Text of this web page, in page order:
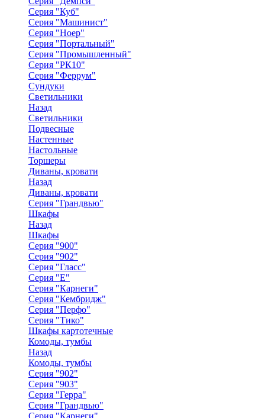
Серия "Куб"
Серия "Машинист"
Серия "Ноер"
Серия "Портальный"
Серия "Промышленный"
Серия "РК10"
Серия "Феррум"
Сундуки
Светильники
Назад
Светильники
Подвесные
Настенные
Настольные
Торшеры
Диваны, кровати
Назад
Диваны, кровати
Серия "Грандвью"
Шкафы
Назад
Шкафы
Серия "900"
Серия "902"
Серия "Гласс"
Серия "Е"
Серия "Карнеги"
Серия "Кембридж"
Серия "Перфо"
Серия "Тико"
Шкафы картотечные
Комоды, тумбы
Назад
Комоды, тумбы
Серия "902"
Серия "903"
Серия "Герра"
Серия "Грандвью"
Серия "Карнеги"